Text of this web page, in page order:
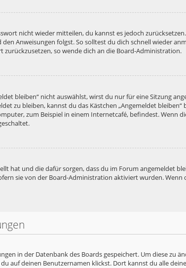
nicht wieder mitteilen, du kannst es jedoch
Anweisungen folgst. So solltest du dich schnell wieder
so wende dich an die Board-Administration.
bleiben“ nicht auswählst, wirst du nur für eine Sitzung
zu bleiben, kannst du das Kästchen „Angemeldet bleiben“
zum Beispiel in einem Internetcafé, befindest. Wenn
hat und die dafür sorgen, dass du im Forum angemeldet
sie von der Board-Administration aktiviert wurden.
in der Datenbank des Boards gespeichert. Um diese zu
auf deinen Benutzernamen klickst. Dort kannst du alle